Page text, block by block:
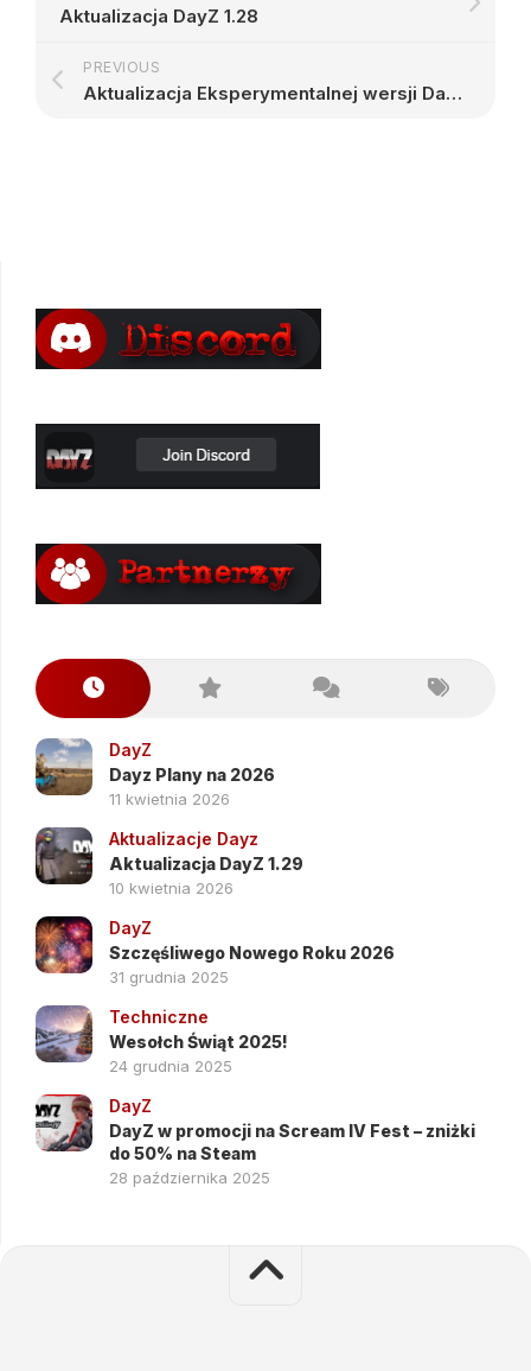
Aktualizacja DayZ 1.28
PREVIOUS
Aktualizacja Eksperymentalnej wersji Dayz 1.28
DayZ
Dayz Plany na 2026
11 kwietnia 2026
Aktualizacje Dayz
Aktualizacja DayZ 1.29
10 kwietnia 2026
DayZ
Szczęśliwego Nowego Roku 2026
31 grudnia 2025
Techniczne
Wesołch Świąt 2025!
24 grudnia 2025
DayZ
DayZ w promocji na Scream IV Fest – zniżki
do 50% na Steam
28 października 2025